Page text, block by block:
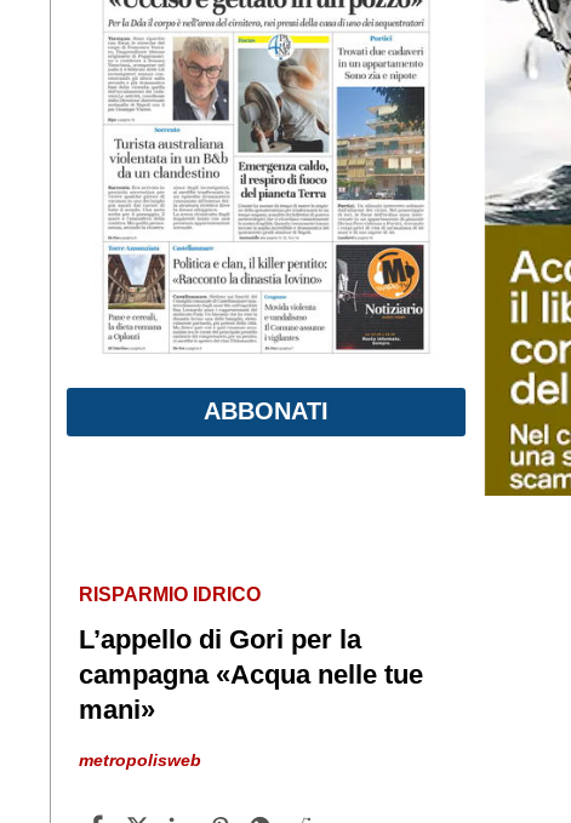
ABBONATI
RISPARMIO IDRICO
L’appello di Gori per la
campagna «Acqua nelle tue
mani»
metropolisweb